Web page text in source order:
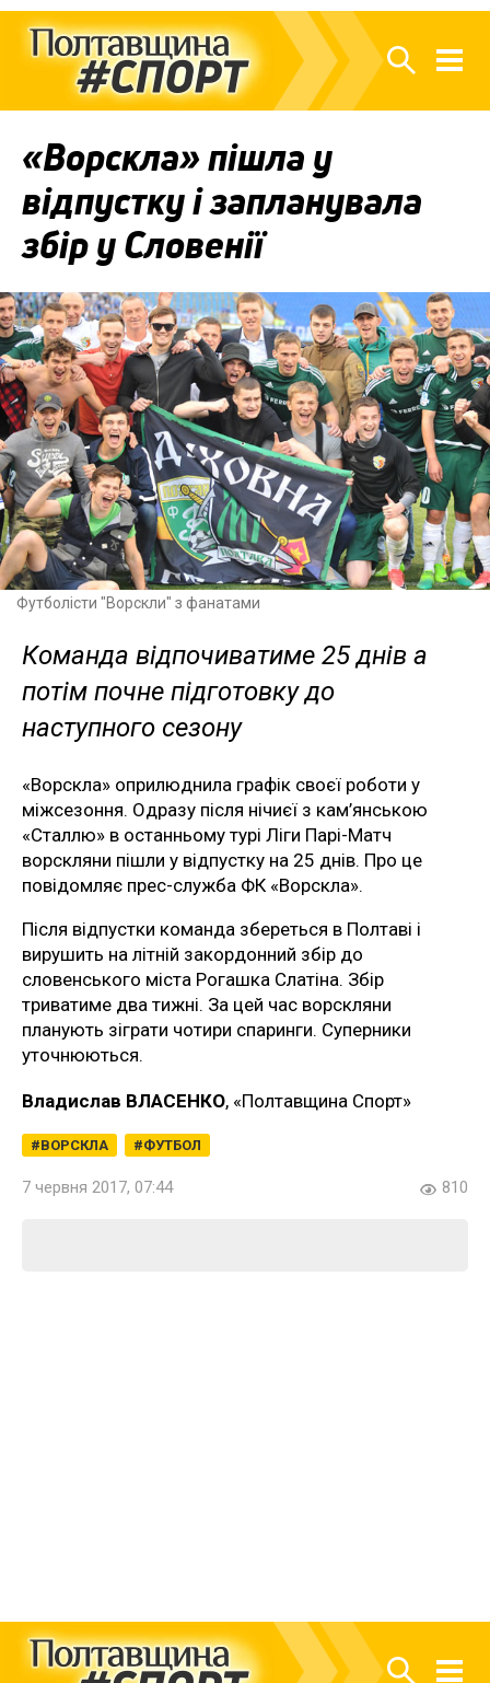
«Ворскла» пішла у
відпустку і запланувала
збір у Словенії
Футболісти "Ворскли" з фанатами
Команда відпочиватиме 25 днів а
потім почне підготовку до
наступного сезону
«Ворскла» оприлюднила графік своєї роботи у
міжсезоння. Одразу після нічиєї з кам’янською
«Сталлю» в останньому турі Ліги Парі-Матч
ворскляни пішли у відпустку на 25 днів. Про це
повідомляє прес-служба ФК «Ворскла».
Після відпустки команда збереться в Полтаві і
вирушить на літній закордонний збір до
словенського міста Рогашка Слатіна. Збір
триватиме два тижні. За цей час ворскляни
планують зіграти чотири спаринги. Суперники
уточнюються.
Владислав ВЛАСЕНКО, «Полтавщина Спорт»
ВОРСКЛА ФУТБОЛ
7 червня 2017, 07:44 810